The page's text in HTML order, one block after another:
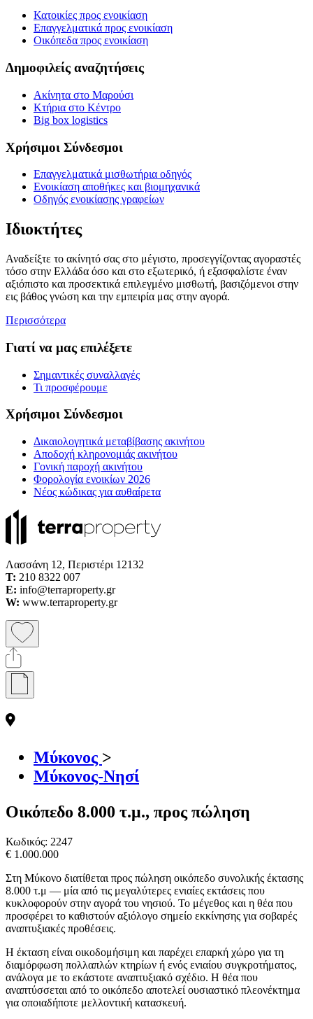
Κατοικίες προς ενοικίαση
Επαγγελματικά προς ενοικίαση
Οικόπεδα προς ενοικίαση
Δημοφιλείς αναζητήσεις
Ακίνητα στο Μαρούσι
Κτήρια στο Κέντρο
Big box logistics
Χρήσιμοι Σύνδεσμοι
Επαγγελματικά μισθωτήρια οδηγός
Ενοικίαση αποθήκες και βιομηχανικά
Οδηγός ενοικίασης γραφείων
Ιδιοκτήτες
Αναδείξτε το ακίνητό σας στο μέγιστο, προσεγγίζοντας αγοραστές
τόσο στην Ελλάδα όσο και στο εξωτερικό, ή εξασφαλίστε έναν
αξιόπιστο και προσεκτικά επιλεγμένο μισθωτή, βασιζόμενοι στην
εις βάθος γνώση και την εμπειρία μας στην αγορά.
Περισσότερα
Γιατί να μας επιλέξετε
Σημαντικές συναλλαγές
Τι προσφέρουμε
Χρήσιμοι Σύνδεσμοι
Δικαιολογητικά μεταβίβασης ακινήτου
Αποδοχή κληρονομιάς ακινήτου
Γονική παροχή ακινήτου
Φορολογία ενοικίων 2026
Νέος κώδικας για αυθαίρετα
Λασσάνη 12, Περιστέρι 12132
Τ: 210 8322 007
E: info@terraproperty.gr
W: www.terraproperty.gr
Μύκονος >
Μύκονος-Νησί
Οικόπεδο 8.000 τ.μ., προς πώληση
Κωδικός: 2247
€ 1.000.000
Στη Μύκονο διατίθεται προς πώληση οικόπεδο συνολικής έκτασης
8.000 τ.μ — μία από τις μεγαλύτερες ενιαίες εκτάσεις που
κυκλοφορούν στην αγορά του νησιού. Το μέγεθος και η θέα που
προσφέρει το καθιστούν αξιόλογο σημείο εκκίνησης για σοβαρές
αναπτυξιακές προθέσεις.
Η έκταση είναι οικοδομήσιμη και παρέχει επαρκή χώρο για τη
διαμόρφωση πολλαπλών κτηρίων ή ενός ενιαίου συγκροτήματος,
ανάλογα με το εκάστοτε αναπτυξιακό σχέδιο. Η θέα που
αναπτύσσεται από το οικόπεδο αποτελεί ουσιαστικό πλεονέκτημα
για οποιαδήποτε μελλοντική κατασκευή.